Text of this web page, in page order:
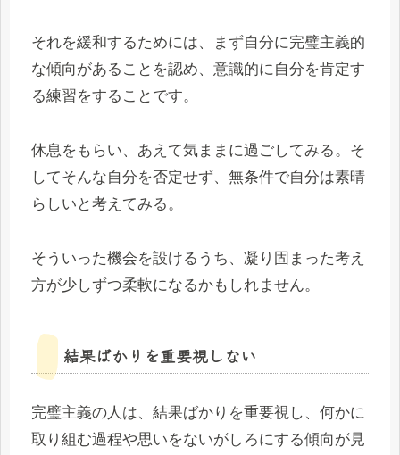
それを緩和するためには、まず自分に完璧主義的
な傾向があることを認め、意識的に自分を肯定す
る練習をすることです。
休息をもらい、あえて気ままに過ごしてみる。そ
してそんな自分を否定せず、無条件で自分は素晴
らしいと考えてみる。
そういった機会を設けるうち、凝り固まった考え
方が少しずつ柔軟になるかもしれません。
結果ばかりを重要視しない
完璧主義の人は、結果ばかりを重要視し、何かに
取り組む過程や思いをないがしろにする傾向が見